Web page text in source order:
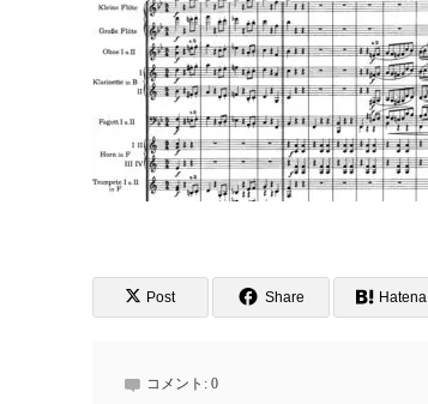
Post Share Hatena
コメント: 0